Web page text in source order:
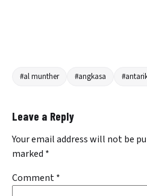
#al munther #angkasa
Leave a Reply
Your email address will not be
marked *
Comment*